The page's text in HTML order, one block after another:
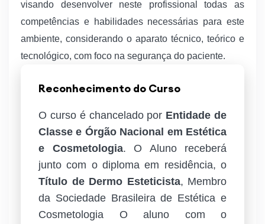
visando desenvolver neste profissional todas as
competências e habilidades necessárias para este
ambiente, considerando o aparato técnico, teórico e
tecnológico, com foco na segurança do paciente.
Reconhecimento do Curso
O curso é chancelado por Entidade de
Classe e Órgão Nacional em Estética
e Cosmetologia. O Aluno receberá
junto com o diploma em residência, o
Título de Dermo Esteticista, Membro
da Sociedade Brasileira de Estética e
Cosmetologia O aluno com o